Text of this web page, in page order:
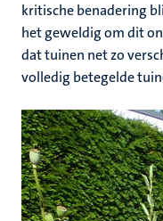
kritische benadering
het geweldig om dit
dat tuinen net zo
volledig betegelde